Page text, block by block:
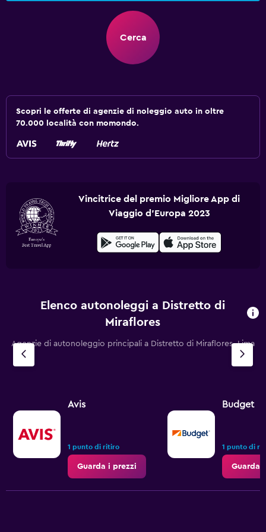
Cerca
Scopri le offerte di agenzie di noleggio auto in oltre
70.000 località con momondo.
Vincitrice del premio Migliore App di
Viaggio d'Europa 2023
Elenco autonoleggi a Distretto di
Miraflores
Agenzie di autonoleggio principali a Distretto di Miraflores, Lima
Avis
1 punto di ritiro
Guarda i prezzi
Budget
1 punto di
Guarda